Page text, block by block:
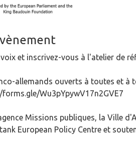
et inscrivez-vous à l'atelier de
allemands ouverts à toutes et
Wu3pYpywV17n2GVE7
Missions publiques, la Ville
European Policy Centre et